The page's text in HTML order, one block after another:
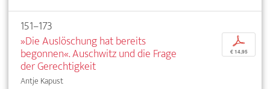
151–173
»Die Auslöschung hat bereits
begonnen«. Auschwitz und die Frage
der Gerechtigkeit
Antje Kapust
p
€ 14,95